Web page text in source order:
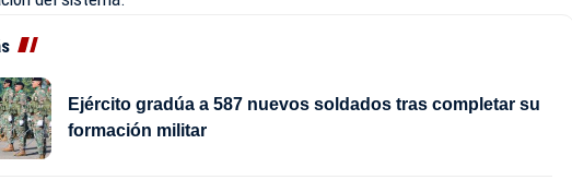
Ejército gradúa a 587 nuevos soldados tras completar su
formación militar